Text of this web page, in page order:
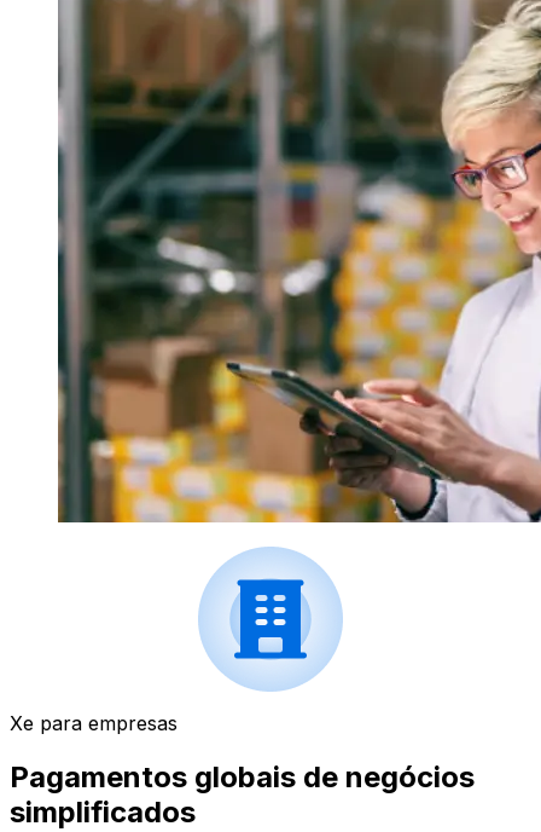
Xe para empresas
Pagamentos globais de negócios
simplificados